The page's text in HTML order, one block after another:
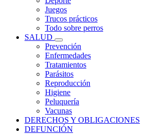
Juegos
Trucos prácticos
Todo sobre perros
SALUD
Prevención
Enfermedades
Tratamientos
Parásitos
Reproducción
Higiene
Peluquería
Vacunas
DERECHOS Y OBLIGACIONES
DEFUNCIÓN